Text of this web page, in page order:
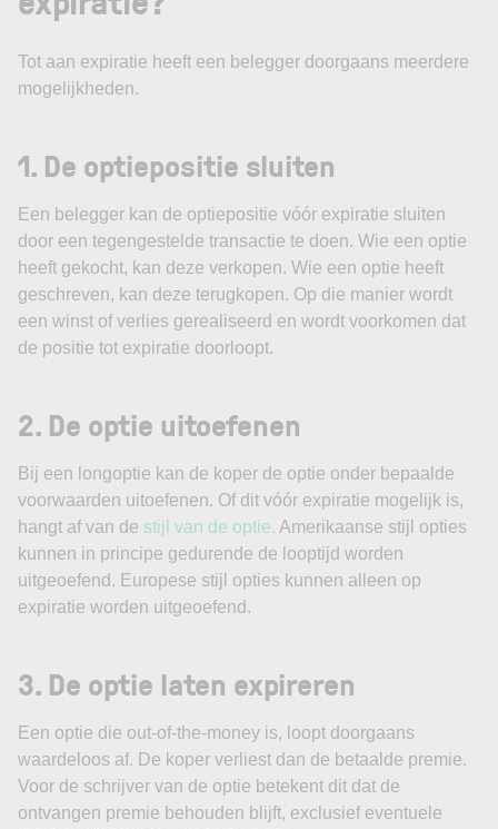
Tot aan expiratie heeft een belegger doorgaans meerdere
mogelijkheden.
1. De optiepositie sluiten
Een belegger kan de optiepositie vóór expiratie sluiten
door een tegengestelde transactie te doen. Wie een optie
heeft gekocht, kan deze verkopen. Wie een optie heeft
geschreven, kan deze terugkopen. Op die manier wordt
een winst of verlies gerealiseerd en wordt voorkomen dat
de positie tot expiratie doorloopt.
2. De optie uitoefenen
Bij een longoptie kan de koper de optie onder bepaalde
voorwaarden uitoefenen. Of dit vóór expiratie mogelijk is,
hangt af van de stijl van de optie. Amerikaanse stijl opties
kunnen in principe gedurende de looptijd worden
uitgeoefend. Europese stijl opties kunnen alleen op
expiratie worden uitgeoefend.
3. De optie laten expireren
Een optie die out-of-the-money is, loopt doorgaans
waardeloos af. De koper verliest dan de betaalde premie.
Voor de schrijver van de optie betekent dit dat de
ontvangen premie behouden blijft, exclusief eventuele